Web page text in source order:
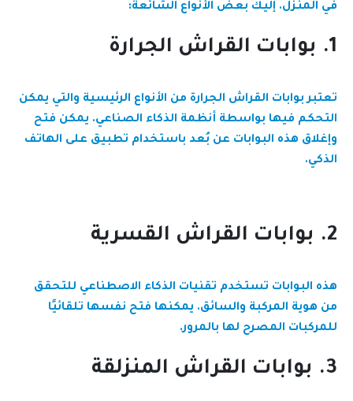
في المنزل. إليك بعض الأنواع الشائعة:
1. بوابات القراش الجرارة
تعتبر بوابات القراش الجرارة من الأنواع الرئيسية والتي يمكن
التحكم فيها بواسطة أنظمة الذكاء الصناعي. يمكن فتح
وإغلاق هذه البوابات عن بُعد باستخدام تطبيق على الهاتف
الذكي.
2. بوابات القراش القسرية
هذه البوابات تستخدم تقنيات الذكاء الاصطناعي للتحقق
من هوية المركبة والسائق. يمكنها فتح نفسها تلقائيًا
للمركبات المصرح لها بالمرور.
3. بوابات القراش المنزلقة